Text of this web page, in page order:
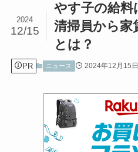
やす子の給料
清掃員から家
とは？
2024
12/15
PR ニュース 2024年12月15日